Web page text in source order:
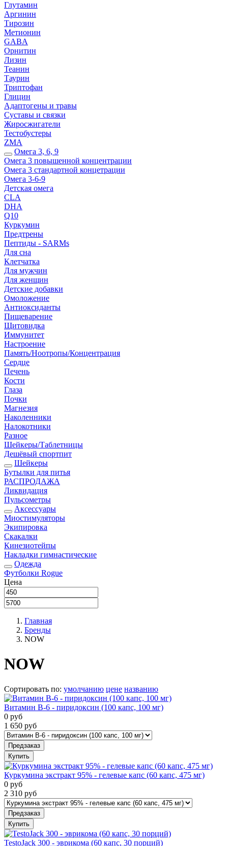
Глутамин
Аргинин
Тирозин
Метионин
GABA
Орнитин
Лизин
Теанин
Таурин
Триптофан
Глицин
Адаптогены и травы
Суставы и связки
Жиросжигатели
Тестобустеры
ZMA
Омега 3, 6, 9
Омега 3 повышенной концентрации
Омега 3 стандартной концетрации
Омега 3-6-9
Детская омега
CLA
DHA
Q10
Куркумин
Предтрены
Пептиды - SARMs
Для сна
Клетчатка
Для мужчин
Для женщин
Детские добавки
Омоложение
Антиоксиданты
Пищеварение
Щитовидка
Иммунитет
Настроение
Память/Ноотропы/Концентрация
Сердце
Печень
Кости
Глаза
Почки
Магнезия
Наколенники
Налокотники
Разное
Шейкеры/Таблетницы
Дешёвый спортпит
Шейкеры
Бутылки для питья
РАСПРОДАЖА
Ликвидация
Пульсометры
Аксессуары
Миостимуляторы
Экипировка
Скакалки
Кинезиотейпы
Накладки гимнастические
Одежда
Футболки Rogue
Цена
Главная
Бренды
NOW
NOW
Сортировать по: умолчанию цене названию
Витамин B-6 - пиридоксин (100 капс, 100 мг)
0 руб
1 650 руб
Предзаказ
Купить
Куркумина экстракт 95% - гелевые капс (60 капс, 475 мг)
0 руб
2 310 руб
Предзаказ
Купить
TestoJack 300 - эврикома (60 капс, 30 порций)